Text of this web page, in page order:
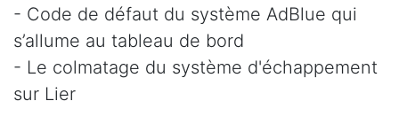
- Code de défaut du système AdBlue qui
s’allume au tableau de bord
- Le colmatage du système d'échappement
sur Lier